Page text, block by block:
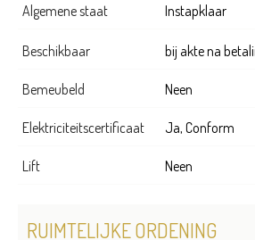
Algemene staat Instapklaar
Beschikbaar bij akte na
Bemeubeld Neen
Elektriciteitscertificaat Ja, Conform
Lift Neen
RUIMTELIJKE ORDENING